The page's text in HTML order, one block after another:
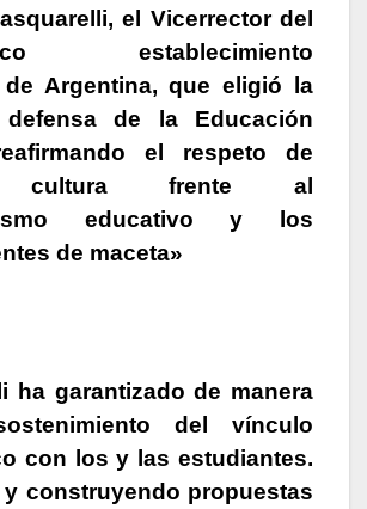
, el Vicerrector del
establecimiento
Argentina, que eligió la
defensa de la Educación
el respeto de
cultura frente al
educativo y los
de maceta»
ha garantizado de manera
del vínculo
con los y las estudiantes.
y construyendo propuestas